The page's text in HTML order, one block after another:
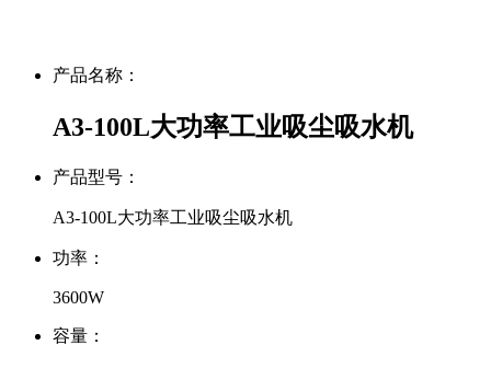
产品名称：
A3-100L大功率工业吸尘吸水机
产品型号：
A3-100L大功率工业吸尘吸水机
功率：
3600W
容量：